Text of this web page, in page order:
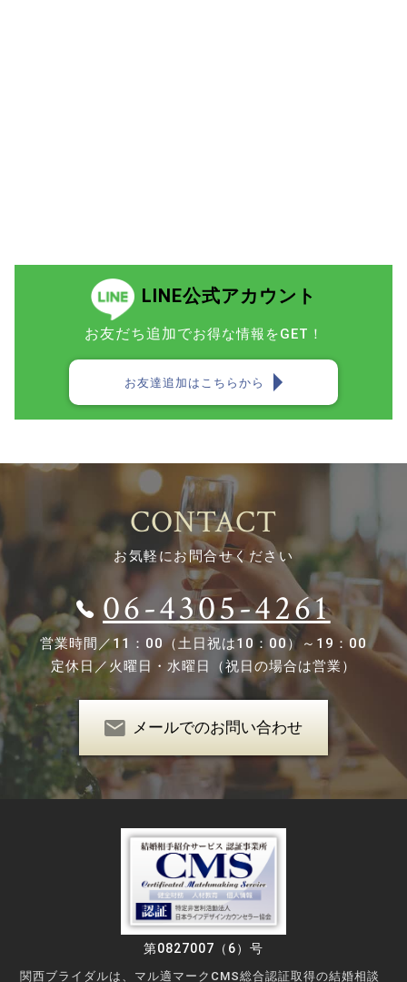
LINE公式アカウント
お友だち追加でお得な情報をGET！
お友達追加はこちらから
CONTACT
お気軽にお問合せください
06-4305-4261
営業時間／11：00（土日祝は10：00）～19：00
定休日／火曜日・水曜日（祝日の場合は営業）
メールでのお問い合わせ
第0827007（6）号
関西ブライダルは、マル適マークCMS総合認証取得の結婚相談